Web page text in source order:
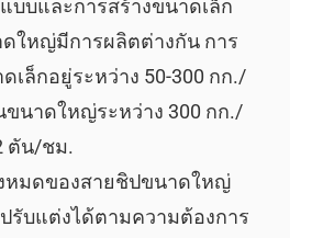
บบและการสร้างขนาดเล็ก
ใหญ่มีการผลิตต่างกัน การ
เล็กอยู่ระหว่าง 50-300 กก./
ขนาดใหญ่ระหว่าง 300 กก./
ตัน/ชม.
หมดของสายชิปขนาดใหญ่
รับแต่งได้ตามความต้องการ